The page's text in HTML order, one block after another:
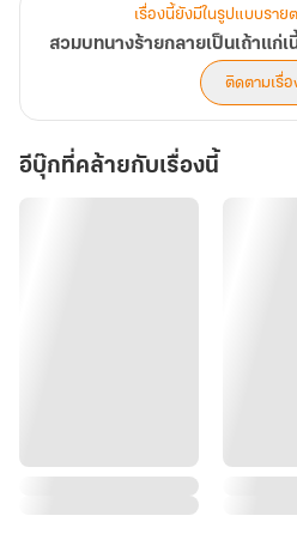
โร
ไม่
ขอ
สามี
ตัว
ร้า
เรื่องนี้ยังมีในรูปแบบราย
ติดตามเรื่อ
อีบุ๊กที่คล้ายกับเรื่องนี้